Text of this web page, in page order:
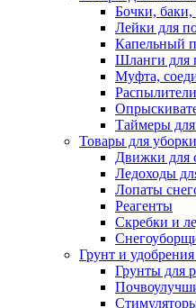
Бочки,
Лейки для
Капельный
Шланги для
Муфта,
Таймеры
Товары для
Движки для
Ледоходы
Лопаты
Реагенты
Скребки и
Грунт и удобрения
Грунты для